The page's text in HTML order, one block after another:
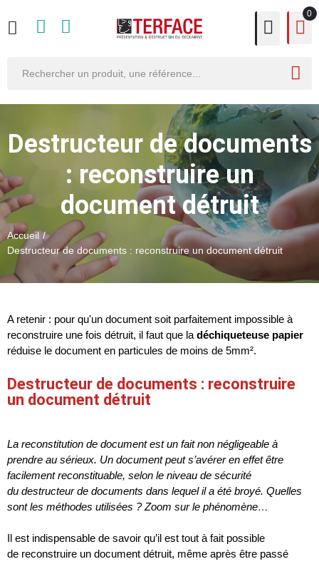
0
Destructeur de documents
: reconstruire un
document détruit
Accueil
Destructeur de documents : reconstruire un document détruit
A retenir : pour qu'un document soit parfaitement impossible à
reconstruire une fois détruit, il faut que la déchiqueteuse papier
réduise le document en particules de moins de 5mm².
Destructeur de documents : reconstruire
un document détruit
La reconstitution de document est un fait non négligeable à
prendre au sérieux. Un document peut s’avérer en effet être
facilement reconstituable, selon le niveau de sécurité
du destructeur de documents dans lequel il a été broyé. Quelles
sont les méthodes utilisées ? Zoom sur le phénomène…
Il est indispensable de savoir qu’il est tout à fait possible
de reconstruire un document détruit, même après être passé